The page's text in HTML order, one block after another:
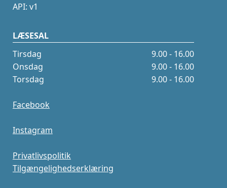
API: v1
LÆSESAL
Tirsdag
9.00 - 16.00
Onsdag
9.00 - 16.00
Torsdag
9.00 - 16.00
Facebook
Instagram
Privatlivspolitik
Tilgængelighedserklæring